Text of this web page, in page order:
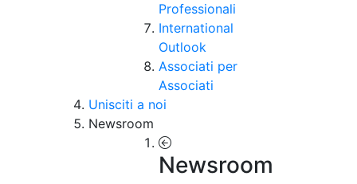
Professionali
International
Outlook
Associati per
Associati
Unisciti a noi
Newsroom
Newsroom